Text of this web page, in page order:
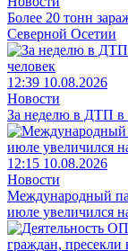
Более 20 тонн
Северной Осетии
12:39 10.08.2026
Новости
За неделю в ДТП в
12:15 10.08.2026
Новости
Международный
июле увеличился